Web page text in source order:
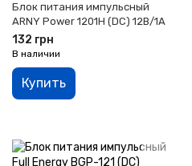
Блок питания импульсный
ARNY Power 1201H (DC) 12В/1А
132 грн
В наличии
Купить